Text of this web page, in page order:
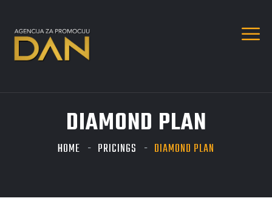
DIAMOND PLAN
HOME PRICINGS DIAMOND PLAN